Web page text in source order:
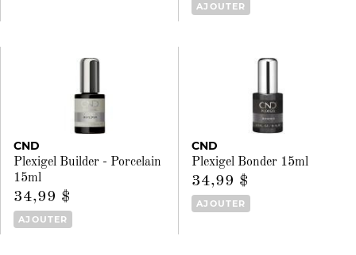
AJOUTER
CND
Plexigel Builder - Porcelain
15ml
34,99 $
AJOUTER
CND
Plexigel Bonder 15ml
34,99 $
AJOUTER